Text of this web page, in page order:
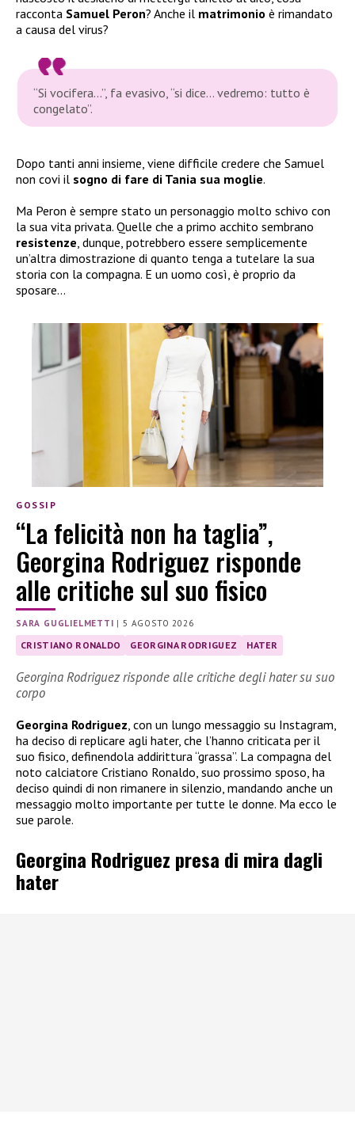
racconta Samuel Peron? Anche il matrimonio è rimandato
a causa del virus?
“Si vocifera…”, fa evasivo,“si dice… vedremo: tutto è
congelato”.
Dopo tanti anni insieme, viene difficile credere che Samuel
non covi il sogno di fare di Tania sua moglie.
Ma Peron è sempre stato un personaggio molto schivo con
la sua vita privata. Quelle che a primo acchito sembrano
resistenze , dunque, potrebbero essere semplicemente
un’altra dimostrazione di quanto tenga a tutelare la sua
storia con la compagna. E un uomo così, è proprio da
sposare…
GOSSIP
“La felicità non ha taglia”,
Georgina Rodriguez risponde
alle critiche sul suo fisico
SARA GUGLIELMETTI |5 AGOSTO 2026
CRISTIANO RONALDO GEORGINA RODRIGUEZ HATER
Georgina Rodriguez risponde alle critiche degli hater su suo
corpo
Georgina Rodriguez , con un lungo messaggio su Instagram,
ha deciso di replicare agli hater, che l’hanno criticata per il
suo fisico, definendola addirittura “grassa”. La compagna del
noto calciatore Cristiano Ronaldo, suo prossimo sposo, ha
deciso quindi di non rimanere in silenzio, mandando anche un
messaggio molto importante per tutte le donne. Ma ecco le
sue parole.
Georgina Rodriguez presa di mira dagli
hater